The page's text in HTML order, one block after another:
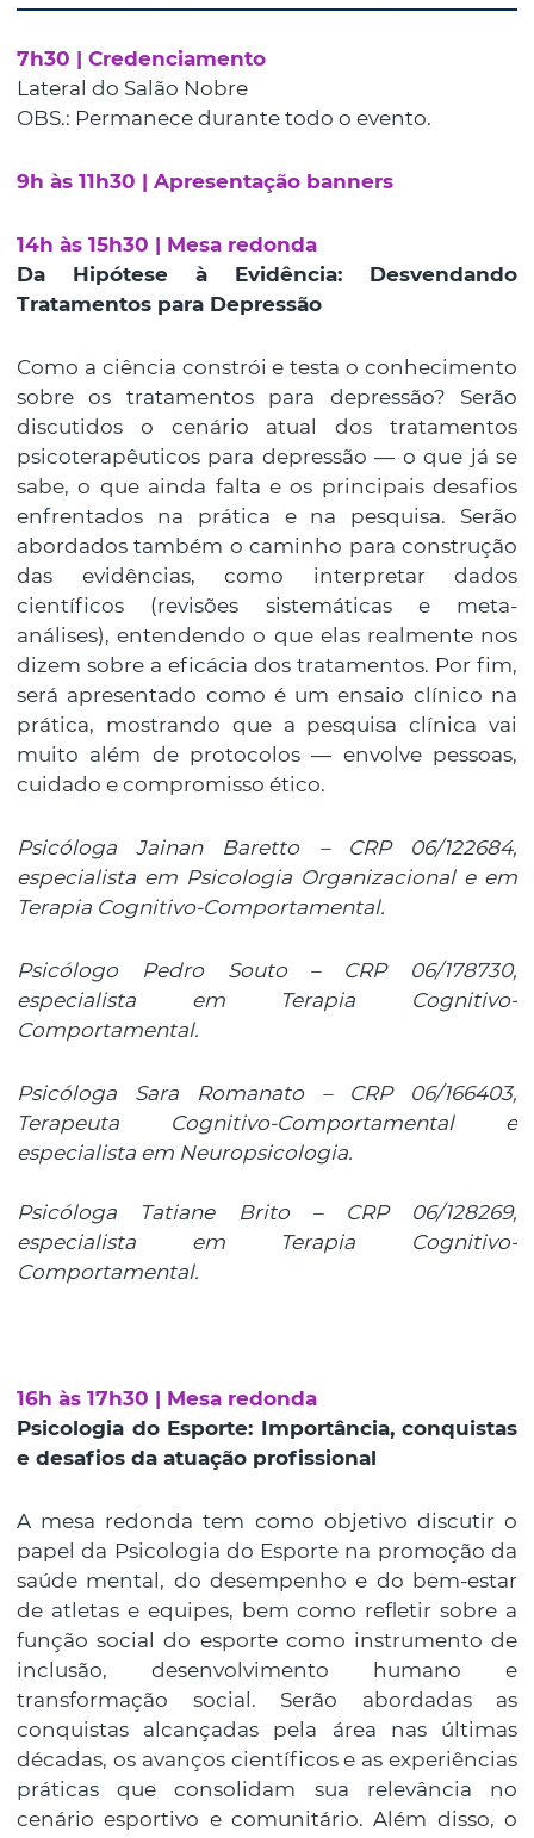
7h30 | Credenciamento
Lateral do Salão Nobre
OBS.: Permanece durante todo o evento.
9h às 11h30 | Apresentação banners
14h às 15h30 | Mesa redonda
Da Hipótese à Evidência: Desvendando
Tratamentos para Depressão
Como a ciência constrói e testa o conhecimento
sobre os tratamentos para depressão? Serão
discutidos o cenário atual dos tratamentos
psicoterapêuticos para depressão — o que já se
sabe, o que ainda falta e os principais desafios
enfrentados na prática e na pesquisa. Serão
abordados também o caminho para construção
das evidências, como interpretar dados
científicos (revisões sistemáticas e meta-
análises), entendendo o que elas realmente nos
dizem sobre a eficácia dos tratamentos. Por fim,
será apresentado como é um ensaio clínico na
prática, mostrando que a pesquisa clínica vai
muito além de protocolos — envolve pessoas,
cuidado e compromisso ético.
Psicóloga Jainan Baretto – CRP 06/122684,
especialista em Psicologia Organizacional e em
Terapia Cognitivo-Comportamental.
Psicólogo Pedro Souto – CRP 06/178730,
especialista em Terapia Cognitivo-
Comportamental.
Psicóloga Sara Romanato – CRP 06/166403,
Terapeuta Cognitivo-Comportamental e
especialista em Neuropsicologia.
Psicóloga Tatiane Brito – CRP 06/128269,
especialista em Terapia Cognitivo-
Comportamental.
16h às 17h30 | Mesa redonda
Psicologia do Esporte: Importância, conquistas
e desafios da atuação profissional
A mesa redonda tem como objetivo discutir o
papel da Psicologia do Esporte na promoção da
saúde mental, do desempenho e do bem-estar
de atletas e equipes, bem como refletir sobre a
função social do esporte como instrumento de
inclusão, desenvolvimento humano e
transformação social. Serão abordadas as
conquistas alcançadas pela área nas últimas
décadas, os avanços científicos e as experiências
práticas que consolidam sua relevância no
cenário esportivo e comunitário. Além disso, o